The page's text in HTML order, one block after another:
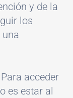
y de la
los
Para acceder
es estar al